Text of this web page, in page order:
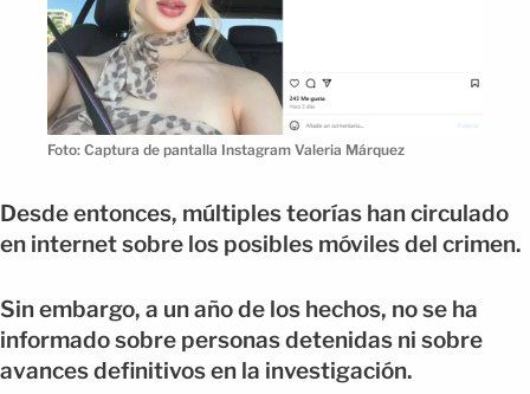
Foto: Captura de pantalla Instagram Valeria Márquez
Desde entonces, múltiples teorías han circulado
en internet sobre los posibles móviles del crimen.
Sin embargo, a un año de los hechos, no se ha
informado sobre personas detenidas ni sobre
avances definitivos en la investigación.